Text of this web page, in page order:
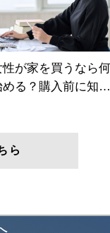
ら